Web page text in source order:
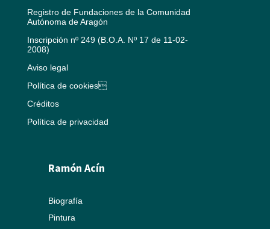
Registro de Fundaciones de la Comunidad
Autónoma de Aragón
Inscripción nº 249 (B.O.A. Nº 17 de 11-02-
2008)
Aviso legal
Política de cookies
Créditos
Política de privacidad
Ramón Acín
Biografía
Pintura